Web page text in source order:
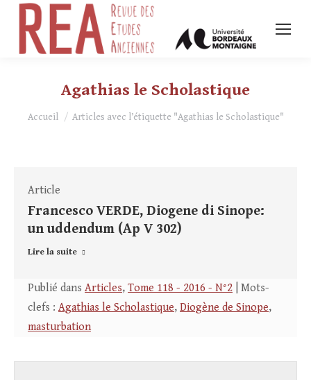
Agathias le Scholastique
Vous êtes ici :
Accueil Articles avec l’étiquette "Agathias le Scholastique"
Article
Francesco VERDE, Diogene di Sinope:
un uddendum (Ap V 302)
Lire la suite
Publié dans Articles, Tome 118 - 2016 - N°2 | Mots-
clefs : Agathias le Scholastique, Diogène de Sinope,
masturbation